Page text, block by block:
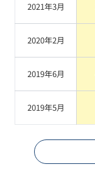
2021年3月
2020年2月
2019年6月
2019年5月